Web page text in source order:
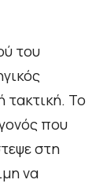
του
τακτική. Το
που
στη
να